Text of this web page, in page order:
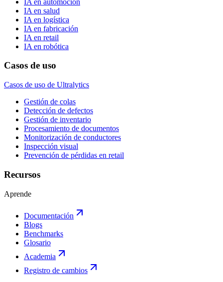
IA en salud
IA en logística
IA en fabricación
IA en retail
IA en robótica
Casos de uso
Casos de uso de Ultralytics
Gestión de colas
Detección de defectos
Gestión de inventario
Procesamiento de documentos
Monitorización de conductores
Inspección visual
Prevención de pérdidas en retail
Recursos
Aprende
Documentación
Blogs
Benchmarks
Glosario
Academia
Registro de cambios